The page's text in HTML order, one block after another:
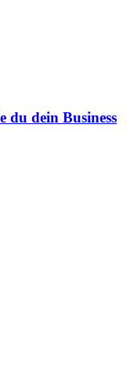
du dein Business